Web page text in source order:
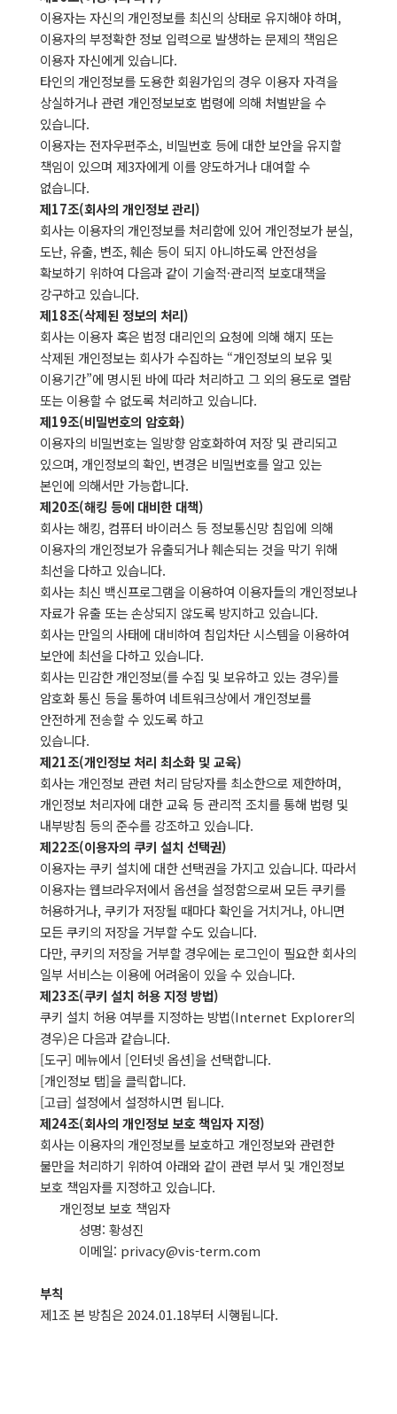
이용자는 자신의 개인정보를 최신의 상태로 유지해야 하며,
이용자의 부정확한 정보 입력으로 발생하는 문제의 책임은
이용자 자신에게 있습니다.
타인의 개인정보를 도용한 회원가입의 경우 이용자 자격을
상실하거나 관련 개인정보보호 법령에 의해 처벌받을 수
있습니다.
이용자는 전자우편주소, 비밀번호 등에 대한 보안을 유지할
책임이 있으며 제3자에게 이를 양도하거나 대여할 수
없습니다.
제17조(회사의 개인정보 관리)
회사는 이용자의 개인정보를 처리함에 있어 개인정보가 분실,
도난, 유출, 변조, 훼손 등이 되지 아니하도록 안전성을
확보하기 위하여 다음과 같이 기술적·관리적 보호대책을
강구하고 있습니다.
제18조(삭제된 정보의 처리)
회사는 이용자 혹은 법정 대리인의 요청에 의해 해지 또는
삭제된 개인정보는 회사가 수집하는 “개인정보의 보유 및
이용기간”에 명시된 바에 따라 처리하고 그 외의 용도로 열람
또는 이용할 수 없도록 처리하고 있습니다.
제19조(비밀번호의 암호화)
이용자의 비밀번호는 일방향 암호화하여 저장 및 관리되고
있으며, 개인정보의 확인, 변경은 비밀번호를 알고 있는
본인에 의해서만 가능합니다.
제20조(해킹 등에 대비한 대책)
회사는 해킹, 컴퓨터 바이러스 등 정보통신망 침입에 의해
이용자의 개인정보가 유출되거나 훼손되는 것을 막기 위해
최선을 다하고 있습니다.
회사는 최신 백신프로그램을 이용하여 이용자들의 개인정보나
자료가 유출 또는 손상되지 않도록 방지하고 있습니다.
회사는 만일의 사태에 대비하여 침입차단 시스템을 이용하여
보안에 최선을 다하고 있습니다.
회사는 민감한 개인정보(를 수집 및 보유하고 있는 경우)를
암호화 통신 등을 통하여 네트워크상에서 개인정보를
안전하게 전송할 수 있도록 하고
있습니다.
제21조(개인정보 처리 최소화 및 교육)
회사는 개인정보 관련 처리 담당자를 최소한으로 제한하며,
개인정보 처리자에 대한 교육 등 관리적 조치를 통해 법령 및
내부방침 등의 준수를 강조하고 있습니다.
제22조(이용자의 쿠키 설치 선택권)
이용자는 쿠키 설치에 대한 선택권을 가지고 있습니다. 따라서
이용자는 웹브라우저에서 옵션을 설정함으로써 모든 쿠키를
허용하거나, 쿠키가 저장될 때마다 확인을 거치거나, 아니면
모든 쿠키의 저장을 거부할 수도 있습니다.
다만, 쿠키의 저장을 거부할 경우에는 로그인이 필요한 회사의
일부 서비스는 이용에 어려움이 있을 수 있습니다.
제23조(쿠키 설치 허용 지정 방법)
쿠키 설치 허용 여부를 지정하는 방법(Internet Explorer의
경우)은 다음과 같습니다.
[도구] 메뉴에서 [인터넷 옵션]을 선택합니다.
[개인정보 탭]을 클릭합니다.
[고급] 설정에서 설정하시면 됩니다.
제24조(회사의 개인정보 보호 책임자 지정)
회사는 이용자의 개인정보를 보호하고 개인정보와 관련한
불만을 처리하기 위하여 아래와 같이 관련 부서 및 개인정보
보호 책임자를 지정하고 있습니다.
개인정보 보호 책임자
성명: 황성진
이메일: privacy@vis-term.com
부칙
제1조 본 방침은 2024.01.18부터 시행됩니다.